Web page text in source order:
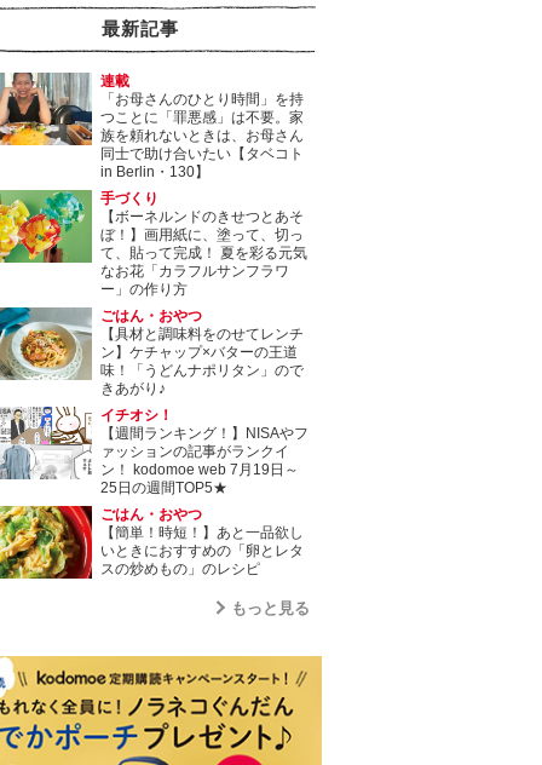
最新記事
連載
「お母さんのひとり時間」を持
つことに「罪悪感」は不要。家
族を頼れないときは、お母さん
同士で助け合いたい【タベコト
in Berlin・130】
手づくり
【ボーネルンドのきせつとあそ
ぼ！】画用紙に、塗って、切っ
て、貼って完成！ 夏を彩る元気
なお花「カラフルサンフラワ
ー」の作り方
ごはん・おやつ
【具材と調味料をのせてレンチ
ン】ケチャップ×バターの王道
味！「うどんナポリタン」ので
きあがり♪
イチオシ！
【週間ランキング！】NISAやフ
ァッションの記事がランクイ
ン！ kodomoe web 7月19日～
25日の週間TOP5★
ごはん・おやつ
【簡単！時短！】あと一品欲し
いときにおすすめの「卵とレタ
スの炒めもの」のレシピ
もっと見る